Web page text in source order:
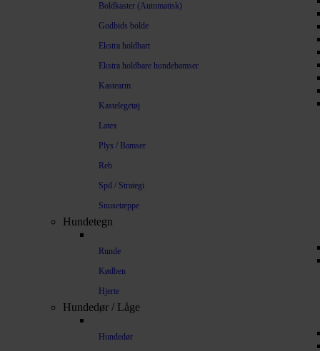
Boldkaster (Automatisk)
Godbids bolde
Ekstra holdbart
Ekstra holdbare hundebamser
Kastearm
Kastelegetøj
Latex
Plys / Bamser
Reb
Spil / Strategi
Snusetæppe
Hundetegn
Runde
Kødben
Hjerte
Hundedør / Låge
Hundedør